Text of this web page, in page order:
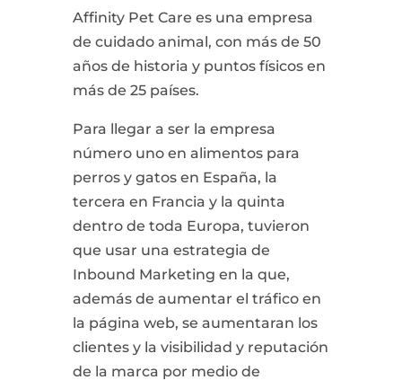
Affinity Pet Care es una empresa
de cuidado animal, con más de 50
años de historia y puntos físicos en
más de 25 países.
Para llegar a ser la empresa
número uno en alimentos para
perros y gatos en España, la
tercera en Francia y la quinta
dentro de toda Europa, tuvieron
que usar una estrategia de
Inbound Marketing en la que,
además de aumentar el tráfico en
la página web, se aumentaran los
clientes y la visibilidad y reputación
de la marca por medio de